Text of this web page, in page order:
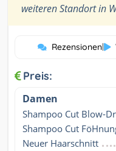
weiteren Standort in
Rezensionen|
Preis:
Damen
Shampoo Cut Blow-
Shampoo Cut
Neuer Haarschnitt